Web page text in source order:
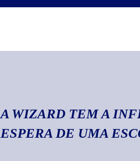
A WIZARD TEM A
ESPERA DE UMA